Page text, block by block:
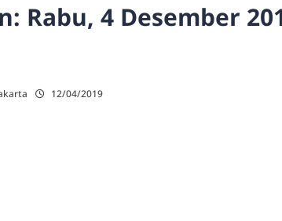
Rabu, 4 Desember
12/04/2019